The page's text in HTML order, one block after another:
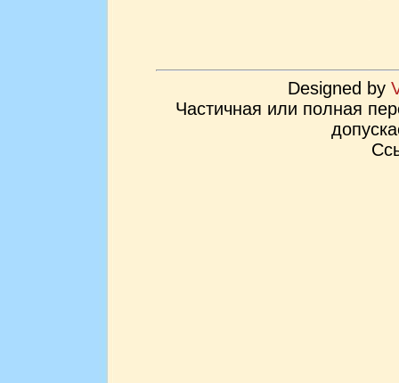
Designed by
Частичная или полная